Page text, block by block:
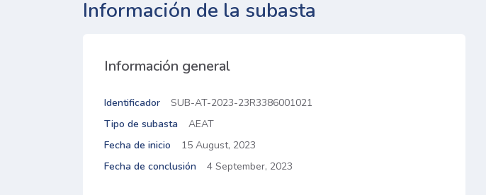
Información de la subasta
Información general
Identificador
SUB-AT-2023-23R3386001021
Tipo de subasta
AEAT
Fecha de inicio
15 August, 2023
Fecha de conclusión
4 September, 2023